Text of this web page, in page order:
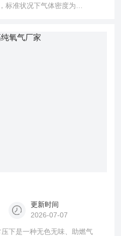
标准状况下气体密度为
更新时间
2026-07-07
下是一种无色无味、助燃气